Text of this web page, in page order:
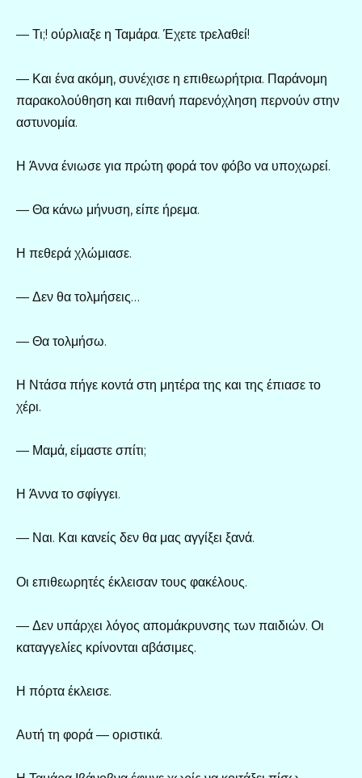
— Τι;! ούρλιαξε η Ταμάρα. Έχετε τρελαθεί!
— Και ένα ακόμη, συνέχισε η επιθεωρήτρια. Παράνομη
παρακολούθηση και πιθανή παρενόχληση περνούν στην
αστυνομία.
Η Άννα ένιωσε για πρώτη φορά τον φόβο να υποχωρεί.
— Θα κάνω μήνυση, είπε ήρεμα.
Η πεθερά χλώμιασε.
— Δεν θα τολμήσεις…
— Θα τολμήσω.
Η Ντάσα πήγε κοντά στη μητέρα της και της έπιασε το
χέρι.
— Μαμά, είμαστε σπίτι;
Η Άννα το σφίγγει.
— Ναι. Και κανείς δεν θα μας αγγίξει ξανά.
Οι επιθεωρητές έκλεισαν τους φακέλους.
— Δεν υπάρχει λόγος απομάκρυνσης των παιδιών. Οι
καταγγελίες κρίνονται αβάσιμες.
Η πόρτα έκλεισε.
Αυτή τη φορά — οριστικά.